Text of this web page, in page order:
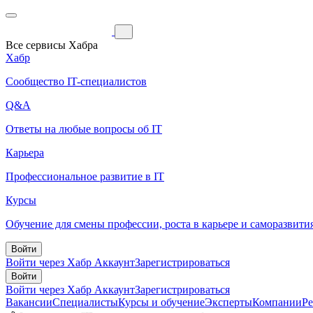
Все сервисы Хабра
Хабр
Сообщество IT-специалистов
Q&A
Ответы на любые вопросы об IT
Карьера
Профессиональное развитие в IT
Курсы
Обучение для смены профессии, роста в карьере и
Войти
Войти через Хабр АккаунтЗарегистрироваться
Войти
Войти через Хабр АккаунтЗарегистрироваться
ВакансииСпециалистыКурсы и обучениеЭкспертыКомпании